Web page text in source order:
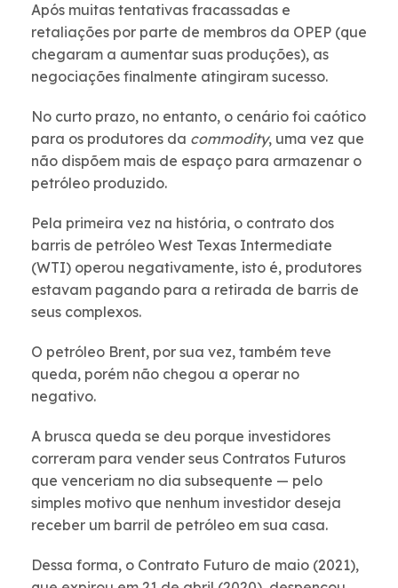
Após muitas tentativas fracassadas e
retaliações por parte de membros da OPEP (que
chegaram a aumentar suas produções), as
negociações finalmente atingiram sucesso.
No curto prazo, no entanto, o cenário foi caótico
para os produtores da commodity, uma vez que
não dispõem mais de espaço para armazenar o
petróleo produzido.
Pela primeira vez na história, o contrato dos
barris de petróleo West Texas Intermediate
(WTI) operou negativamente, isto é, produtores
estavam pagando para a retirada de barris de
seus complexos.
O petróleo Brent, por sua vez, também teve
queda, porém não chegou a operar no
negativo.
A brusca queda se deu porque investidores
correram para vender seus Contratos Futuros
que venceriam no dia subsequente — pelo
simples motivo que nenhum investidor deseja
receber um barril de petróleo em sua casa.
Dessa forma, o Contrato Futuro de maio (2021),